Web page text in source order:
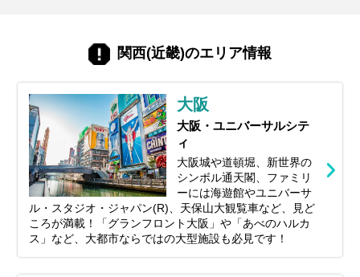
然豊かな北摂・泉州エリアなど、多彩な魅
力に出会えるのも大阪ならでは。 この記事
観光地まで、大阪の魅力をたっぷり楽しめ
るおすすめスポットを厳選してご紹介しま
す。 グルメ、絶景、エンタメ、ショッピン
グ――あなたにぴったりの“大阪旅”がきっ
と見つかるはずです。
関西(近畿)のエリア情報
大阪
大阪・ユニバーサルシテ
ィ
大阪城や道頓堀、新世界の
シンボル通天閣、ファミリ
ーには海遊館やユニバーサ
ル・スタジオ・ジャパン(R)、天保山大観覧車など、見ど
ころが満載！「グランフロント大阪」や「あべのハルカ
ス」など、大都市ならではの大型施設も必見です！